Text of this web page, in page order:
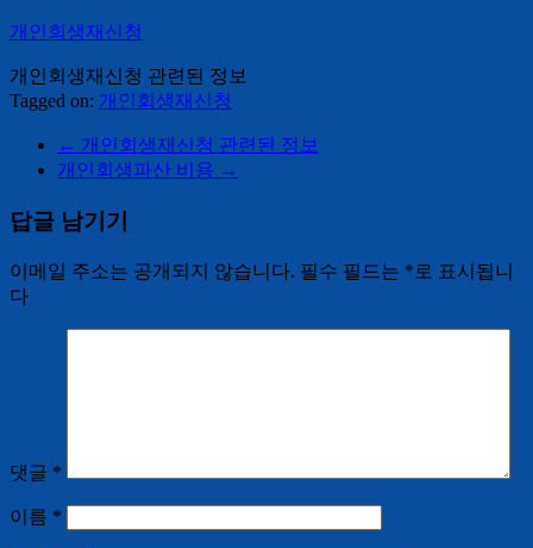
개인회생재신청
개인회생재신청 관련된 정보
Tagged on: 개인회생재신청
← 개인회생재신청 관련된 정보
개인회생파산 비용 →
답글 남기기
이메일 주소는 공개되지 않습니다. 필수 필드는 * 로 표시됩니
다
댓글 *
이름 *